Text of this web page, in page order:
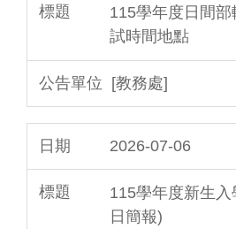
115學年度日間
試時間地點
[教務處]
2026-07-06
115學年度新生
日簡報)